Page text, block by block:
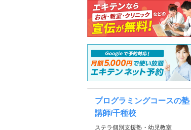
プログラミングコースの塾
講師/千種校
ステラ個別支援塾・幼児教室